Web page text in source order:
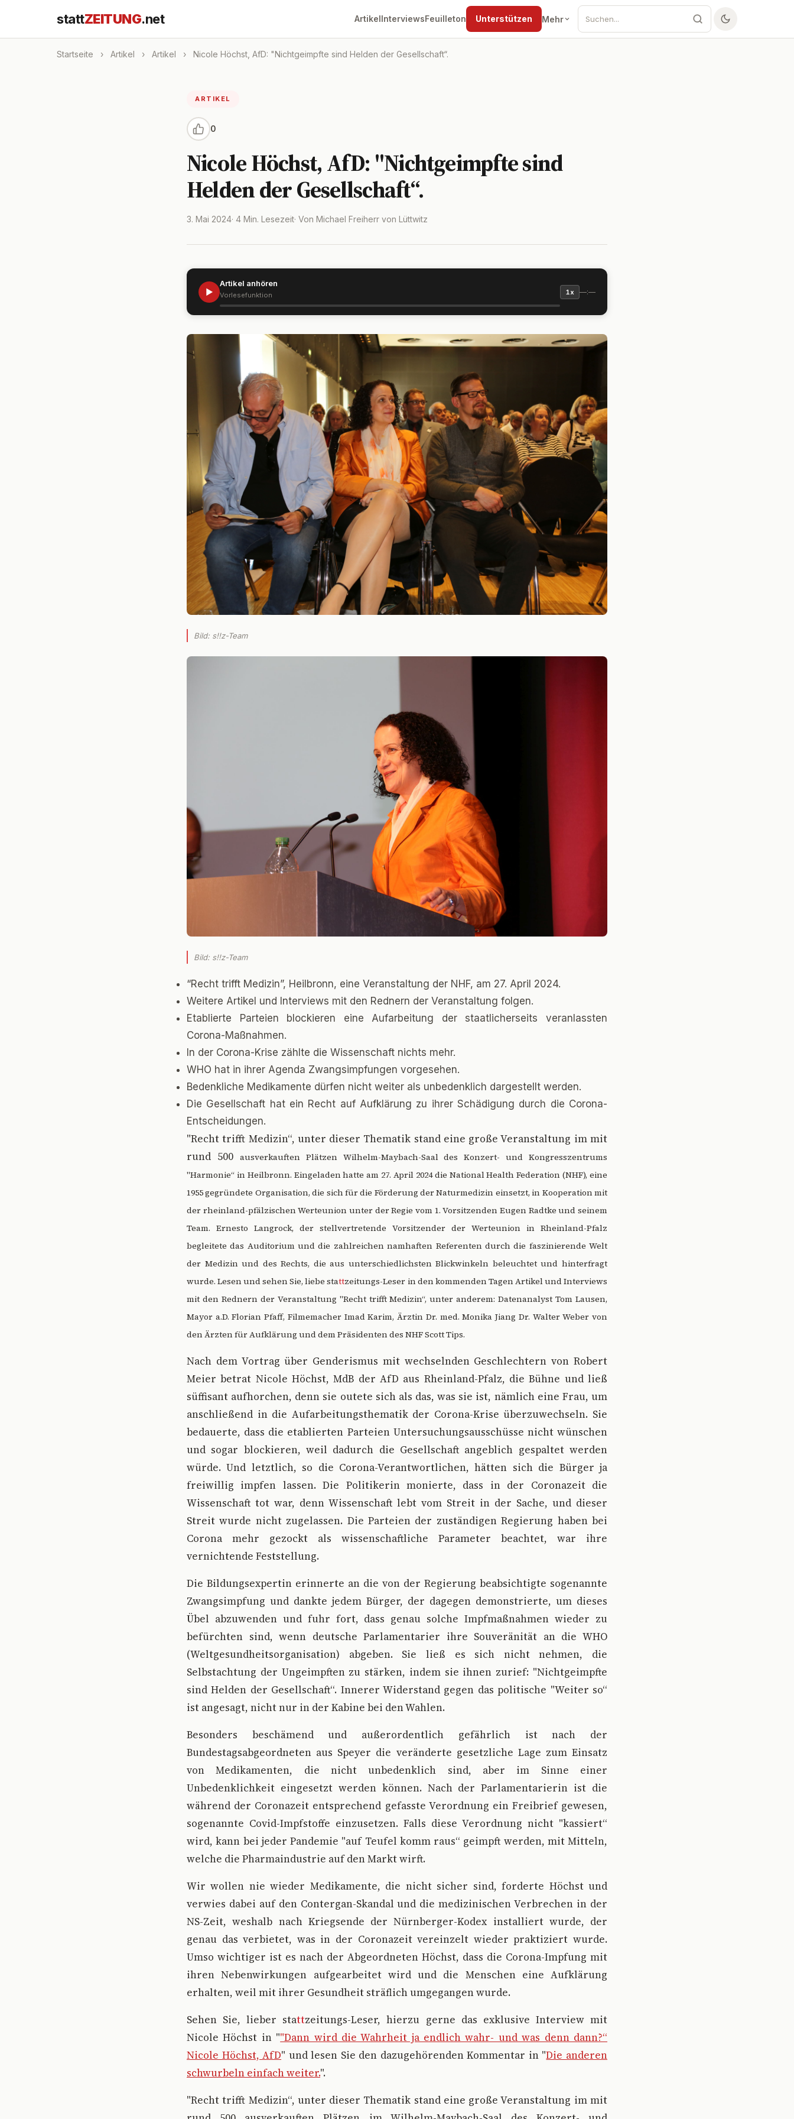
stattZEITUNG.net ArtikelInterviewsFeuilleton Unterstützen Mehr
Startseite › Artikel › Artikel › Nicole Höchst, AfD: "Nichtgeimpfte sind Helden der Gesellschaft“.
ARTIKEL
0
Nicole Höchst, AfD: "Nichtgeimpfte sind
Helden der Gesellschaft“.
3. Mai 2024· 4 Min. Lesezeit· Von Michael Freiherr von Lüttwitz
▶
Artikel anhören
Vorlesefunktion 1x —:—
Bild: s!!z-Team
Bild: s!!z-Team
“Recht trifft Medizin”, Heilbronn, eine Veranstaltung der NHF, am 27. April 2024.
Weitere Artikel und Interviews mit den Rednern der Veranstaltung folgen.
Etablierte Parteien blockieren eine Aufarbeitung der staatlicherseits veranlassten
Corona-Maßnahmen.
In der Corona-Krise zählte die Wissenschaft nichts mehr.
WHO hat in ihrer Agenda Zwangsimpfungen vorgesehen.
Bedenkliche Medikamente dürfen nicht weiter als unbedenklich dargestellt werden.
Die Gesellschaft hat ein Recht auf Aufklärung zu ihrer Schädigung durch die Corona-
Entscheidungen.
"Recht trifft Medizin“, unter dieser Thematik stand eine große Veranstaltung im mit
rund 500 ausverkauften Plätzen Wilhelm-Maybach-Saal des Konzert- und Kongresszentrums
"Harmonie“ in Heilbronn. Eingeladen hatte am 27. April 2024 die National Health Federation (NHF), eine
1955 gegründete Organisation, die sich für die Förderung der Naturmedizin einsetzt, in Kooperation mit
der rheinland-pfälzischen Werteunion unter der Regie vom 1. Vorsitzenden Eugen Radtke und seinem
Team. Ernesto Langrock, der stellvertretende Vorsitzender der Werteunion in Rheinland-Pfalz
begleitete das Auditorium und die zahlreichen namhaften Referenten durch die faszinierende Welt
der Medizin und des Rechts, die aus unterschiedlichsten Blickwinkeln beleuchtet und hinterfragt
wurde. Lesen und sehen Sie, liebe stattzeitungs-Leser in den kommenden Tagen Artikel und Interviews
mit den Rednern der Veranstaltung "Recht trifft Medizin“, unter anderem: Datenanalyst Tom Lausen,
Mayor a.D. Florian Pfaff, Filmemacher Imad Karim, Ärztin Dr. med. Monika Jiang Dr. Walter Weber von
den Ärzten für Aufklärung und dem Präsidenten des NHF Scott Tips.
Nach dem Vortrag über Genderismus mit wechselnden Geschlechtern von Robert
Meier betrat Nicole Höchst, MdB der AfD aus Rheinland-Pfalz, die Bühne und ließ
süffisant aufhorchen, denn sie outete sich als das, was sie ist, nämlich eine Frau, um
anschließend in die Aufarbeitungsthematik der Corona-Krise überzuwechseln. Sie
bedauerte, dass die etablierten Parteien Untersuchungsausschüsse nicht wünschen
und sogar blockieren, weil dadurch die Gesellschaft angeblich gespaltet werden
würde. Und letztlich, so die Corona-Verantwortlichen, hätten sich die Bürger ja
freiwillig impfen lassen. Die Politikerin monierte, dass in der Coronazeit die
Wissenschaft tot war, denn Wissenschaft lebt vom Streit in der Sache, und dieser
Streit wurde nicht zugelassen. Die Parteien der zuständigen Regierung haben bei
Corona mehr gezockt als wissenschaftliche Parameter beachtet, war ihre
vernichtende Feststellung.
Die Bildungsexpertin erinnerte an die von der Regierung beabsichtigte sogenannte
Zwangsimpfung und dankte jedem Bürger, der dagegen demonstrierte, um dieses
Übel abzuwenden und fuhr fort, dass genau solche Impfmaßnahmen wieder zu
befürchten sind, wenn deutsche Parlamentarier ihre Souveränität an die WHO
(Weltgesundheitsorganisation) abgeben. Sie ließ es sich nicht nehmen, die
Selbstachtung der Ungeimpften zu stärken, indem sie ihnen zurief: "Nichtgeimpfte
sind Helden der Gesellschaft“. Innerer Widerstand gegen das politische "Weiter so“
ist angesagt, nicht nur in der Kabine bei den Wahlen.
Besonders beschämend und außerordentlich gefährlich ist nach der
Bundestagsabgeordneten aus Speyer die veränderte gesetzliche Lage zum Einsatz
von Medikamenten, die nicht unbedenklich sind, aber im Sinne einer
Unbedenklichkeit eingesetzt werden können. Nach der Parlamentarierin ist die
während der Coronazeit entsprechend gefasste Verordnung ein Freibrief gewesen,
sogenannte Covid-Impfstoffe einzusetzen. Falls diese Verordnung nicht "kassiert“
wird, kann bei jeder Pandemie "auf Teufel komm raus“ geimpft werden, mit Mitteln,
welche die Pharmaindustrie auf den Markt wirft.
Wir wollen nie wieder Medikamente, die nicht sicher sind, forderte Höchst und
verwies dabei auf den Contergan-Skandal und die medizinischen Verbrechen in der
NS-Zeit, weshalb nach Kriegsende der Nürnberger-Kodex installiert wurde, der
genau das verbietet, was in der Coronazeit vereinzelt wieder praktiziert wurde.
Umso wichtiger ist es nach der Abgeordneten Höchst, dass die Corona-Impfung mit
ihren Nebenwirkungen aufgearbeitet wird und die Menschen eine Aufklärung
erhalten, weil mit ihrer Gesundheit sträflich umgegangen wurde.
Sehen Sie, lieber stattzeitungs-Leser, hierzu gerne das exklusive Interview mit
Nicole Höchst in ""Dann wird die Wahrheit ja endlich wahr- und was denn dann?“
Nicole Höchst, AfD" und lesen Sie den dazugehörenden Kommentar in "Die anderen
schwurbeln einfach weiter.".
"Recht trifft Medizin“, unter dieser Thematik stand eine große Veranstaltung im mit